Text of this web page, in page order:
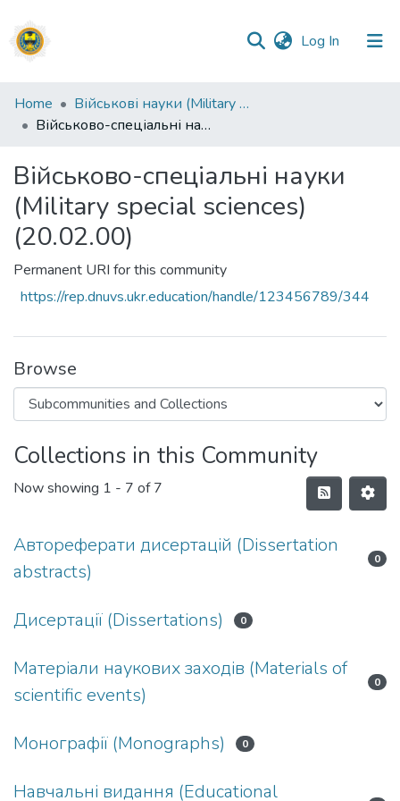
Log In (current)
Communities
&
All of DSpace
Statistics
Home
Військові науки (Military sciences)
Військово-спеціальні науки (Military special sciences) (20.02.00)
Військово-спеціальні науки
(Military special sciences)
(20.02.00)
Permanent URI for this community
https://rep.dnuvs.ukr.education/handle/123456789/344
Browse
Collections in this Community
Now showing 1 - 7 of 7
Автореферати дисертацій (Dissertation
abstracts)
0
Дисертації (Dissertations) 0
Матеріали наукових заходів (Materials of
scientific events)
0
Монографії (Monographs) 0
Навчальні видання (Educational